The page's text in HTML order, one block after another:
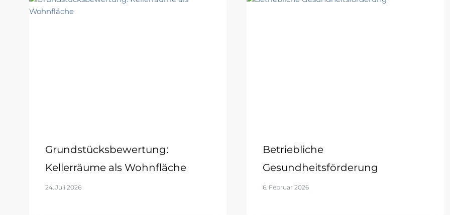
Grundstücksbewertung:
Kellerräume als Wohnfläche
24. Juli 2026
Betriebliche
Gesundheitsförderung
6. Februar 2026